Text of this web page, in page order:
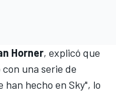
Horner, explicó que
una serie de
hecho en Sky", lo